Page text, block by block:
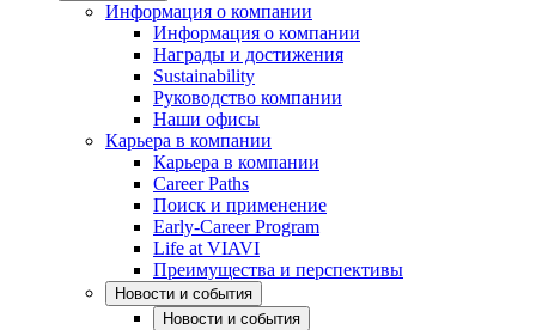
Информация о компании
Информация о компании
Награды и достижения
Sustainability
Руководство компании
Наши офисы
Карьера в компании
Карьера в компании
Career Paths
Поиск и применение
Early-Career Program
Life at VIAVI
Преимущества и перспективы
Новости и события
Новости и события